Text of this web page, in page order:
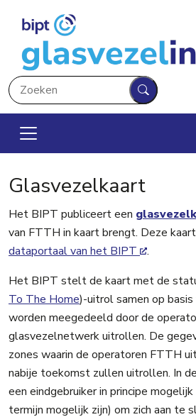
Zoeken
Zoeken
Glasvezelkaart
Het BIPT publiceert een
van FTTH in kaart brengt. Deze
dataportaal van het BIPT
.
Het BIPT stelt de kaart met de
To The Home)-uitrol samen op
worden meegedeeld door de
glasvezelnetwerk uitrollen. De
zones waarin de operatoren FTTH
nabije toekomst zullen uitrollen. In
een eindgebruiker in principe
termijn mogelijk zijn) om zich aan te